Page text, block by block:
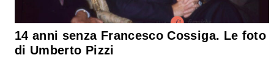
14 anni senza Francesco Cossiga. Le foto
di Umberto Pizzi